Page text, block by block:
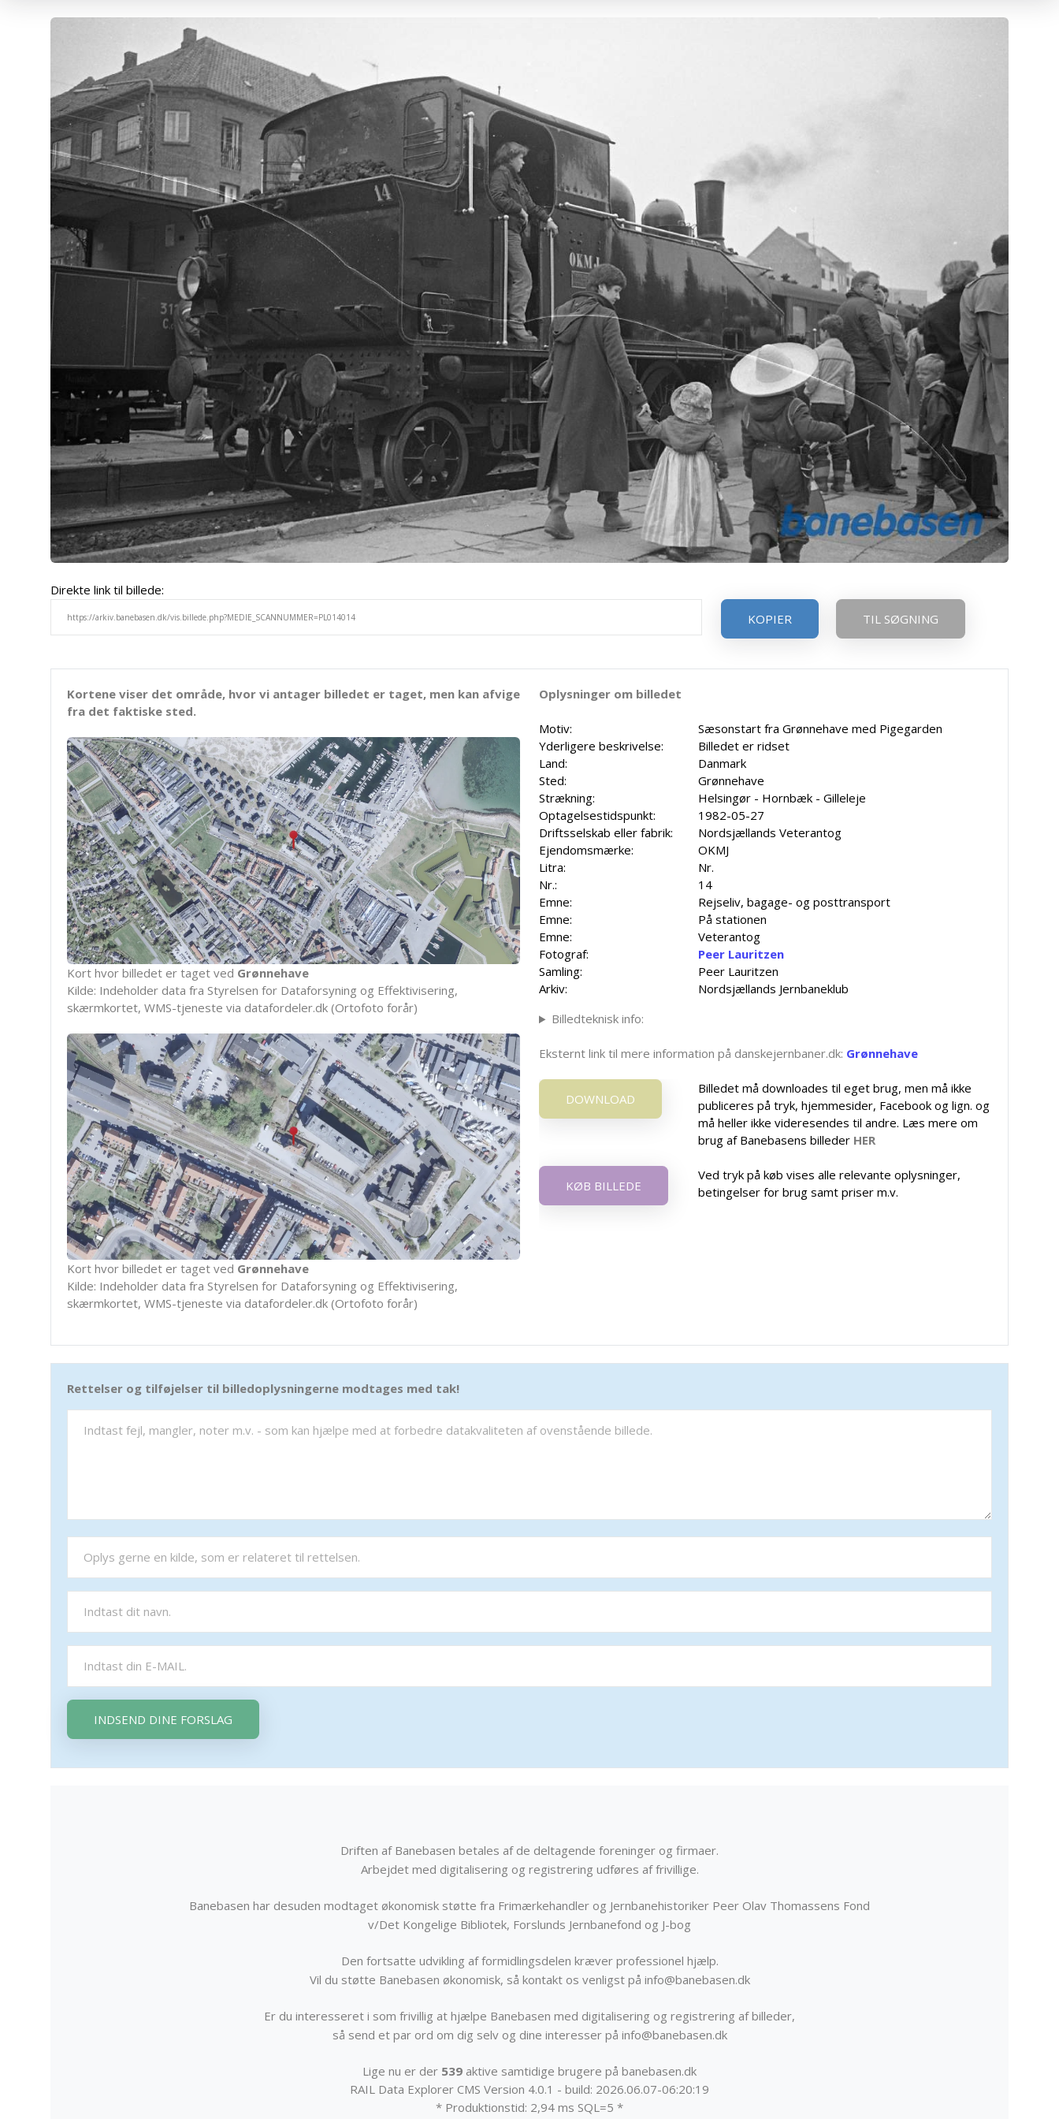
Direkte link til billede:
KOPIER
TIL SØGNING
Kortene viser det område, hvor vi antager billedet er taget, men kan afvige
fra det faktiske sted.
Kort hvor billedet er taget ved Grønnehave
Kilde: Indeholder data fra Styrelsen for Dataforsyning og Effektivisering,
skærmkortet, WMS-tjeneste via datafordeler.dk (Ortofoto forår)
Kort hvor billedet er taget ved Grønnehave
Kilde: Indeholder data fra Styrelsen for Dataforsyning og Effektivisering,
skærmkortet, WMS-tjeneste via datafordeler.dk (Ortofoto forår)
Oplysninger om billedet
Motiv:
Sæsonstart fra Grønnehave med Pigegarden
Yderligere beskrivelse:
Billedet er ridset
Land:
Danmark
Sted:
Grønnehave
Strækning:
Helsingør - Hornbæk - Gilleleje
Optagelsestidspunkt:
1982-05-27
Driftsselskab eller fabrik:
Nordsjællands Veterantog
Ejendomsmærke:
OKMJ
Litra:
Nr.
Nr.:
14
Emne:
Rejseliv, bagage- og posttransport
Emne:
På stationen
Emne:
Veterantog
Fotograf:
Peer Lauritzen
Samling:
Peer Lauritzen
Arkiv:
Nordsjællands Jernbaneklub
Billedteknisk info:
Eksternt link til mere information på danskejernbaner.dk: Grønnehave
DOWNLOAD
Billedet må downloades til eget brug, men må ikke
publiceres på tryk, hjemmesider, Facebook og lign. og
må heller ikke videresendes til andre. Læs mere om
brug af Banebasens billeder HER
KØB BILLEDE
Ved tryk på køb vises alle relevante oplysninger,
betingelser for brug samt priser m.v.
Rettelser og tilføjelser til billedoplysningerne modtages med tak!
INDSEND DINE FORSLAG
Driften af Banebasen betales af de deltagende foreninger og firmaer.
Arbejdet med digitalisering og registrering udføres af frivillige.
Banebasen har desuden modtaget økonomisk støtte fra Frimærkehandler og Jernbanehistoriker Peer Olav Thomassens Fond
v/Det Kongelige Bibliotek, Forslunds Jernbanefond og J-bog
Den fortsatte udvikling af formidlingsdelen kræver professionel hjælp.
Vil du støtte Banebasen økonomisk, så kontakt os venligst på info@banebasen.dk
Er du interesseret i som frivillig at hjælpe Banebasen med digitalisering og registrering af billeder,
så send et par ord om dig selv og dine interesser på info@banebasen.dk
Lige nu er der 539 aktive samtidige brugere på banebasen.dk
RAIL Data Explorer CMS Version 4.0.1 - build: 2026.06.07-06:20:19
* Produktionstid: 2,94 ms SQL=5 *